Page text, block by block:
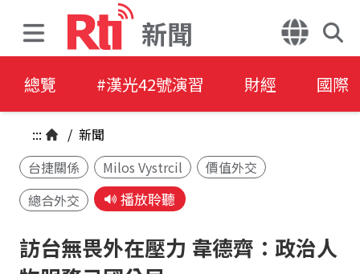
新聞
總覽 #漢光42號演習 財經 國際
::: / 新聞
台捷關係
Milos Vystrcil
價值外交
總合外交
播放聆聽
訪台無畏外在壓力 韋德齊：政治人